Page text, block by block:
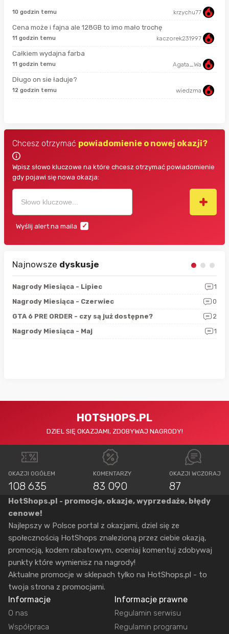
10 godzin temu krzychu77
Cena może i fajna ale 128GB to imo mało trochę
11 godzin temu kaczorek231997
Całkiem wydajna farba
11 godzin temu Agata_Wa
Długo on sie ładuje?
12 godzin temu wiedzma
Chcesz otrzymać powiadomienie o nowej okazji?
Wpisz słowo kluczowe na które chcesz otrzymać powiadomienie
gdy pojawi się nowa okazja:
Wyślij alert na maila
Najnowsze dyskusje
Nagrody Miesiąca - Lipiec
1
Nagrody Miesiąca - Czerwiec
0
GTA 6 PRE ORDER - czy są już dostępne?
2
Nagrody Miesiąca - Maj
1
HOTSHOPS.PL
DZIEL SIĘ OKAZJAMI, ZDOBYWAJ NAGRODY!
OKAZJI OGÓŁEM
108 635
KOMENTARZY
83 090
OKAZJI WCZORAJ
87
HotShops.pl - promocje, okazje, wyprzedaże, błędy
cenowe!
Najlepszy w Polsce portal z okazjami, dziel się ze
społecznością HotShops znalezioną przez ciebie okazją,
promocją, kodem rabatowym, oceniaj komentuj zdobywaj
punkty które wymienisz na nagrody!
Aktualne promocje w sklepach tylko na HotShops.pl - to
twoja strona z promocjami.
Informacje
O nas
Współpraca
Informacje prawne
Regulamin serwisu
Regulamin programu